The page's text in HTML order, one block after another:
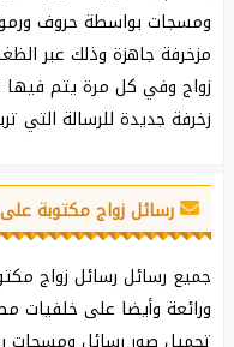
ومسجات بواسطة حروف ورموز
مزخرفة جاهزة وذلك عبر
زواج وفي كل مرة يتم فيها
زخرفة جديدة للرسالة التي
رسائل زواج مكتوبة
جميع رسائل رسائل زواج
ورائعة وأيضا على خلفيات